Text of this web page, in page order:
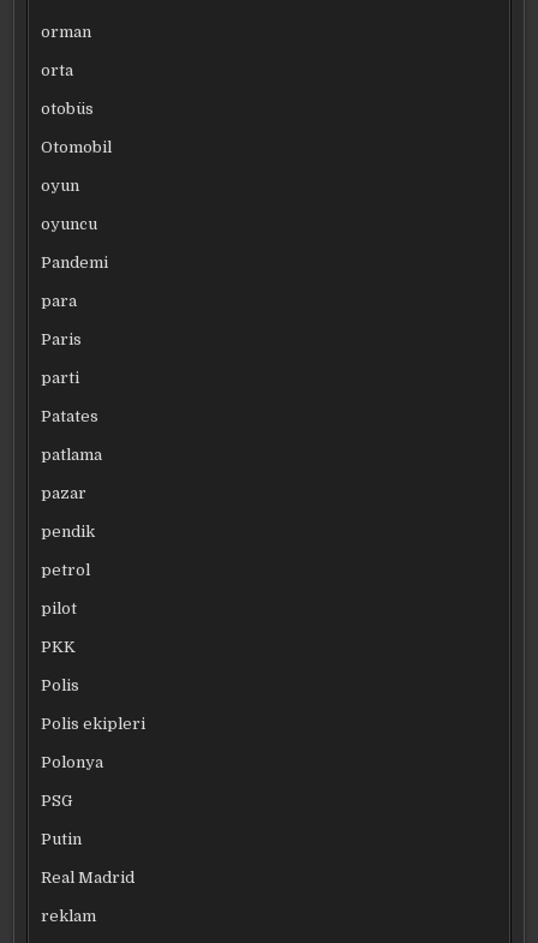
orman
orta
otobüs
Otomobil
oyun
oyuncu
Pandemi
para
Paris
parti
Patates
patlama
pazar
pendik
petrol
pilot
PKK
Polis
Polis ekipleri
Polonya
PSG
Putin
Real Madrid
reklam